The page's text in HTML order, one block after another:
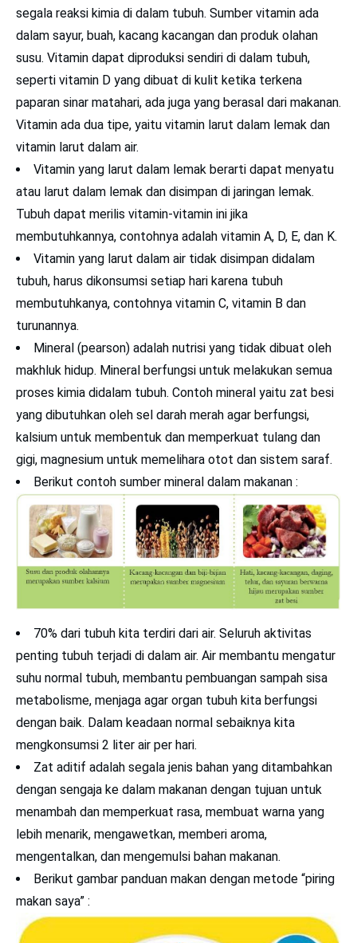
segala reaksi kimia di dalam tubuh. Sumber vitamin ada
dalam sayur, buah, kacang kacangan dan produk olahan
susu. Vitamin dapat diproduksi sendiri di dalam tubuh,
seperti vitamin D yang dibuat di kulit ketika terkena
paparan sinar matahari, ada juga yang berasal dari makanan.
Vitamin ada dua tipe, yaitu vitamin larut dalam lemak dan
vitamin larut dalam air.
Vitamin yang larut dalam lemak berarti dapat menyatu
atau larut dalam lemak dan disimpan di jaringan lemak.
Tubuh dapat merilis vitamin-vitamin ini jika
membutuhkannya, contohnya adalah vitamin A, D, E, dan K.
Vitamin yang larut dalam air tidak disimpan didalam
tubuh, harus dikonsumsi setiap hari karena tubuh
membutuhkanya, contohnya vitamin C, vitamin B dan
turunannya.
Mineral (pearson) adalah nutrisi yang tidak dibuat oleh
makhluk hidup. Mineral berfungsi untuk melakukan semua
proses kimia didalam tubuh. Contoh mineral yaitu zat besi
yang dibutuhkan oleh sel darah merah agar berfungsi,
kalsium untuk membentuk dan memperkuat tulang dan
gigi, magnesium untuk memelihara otot dan sistem saraf.
Berikut contoh sumber mineral dalam makanan :
70% dari tubuh kita terdiri dari air. Seluruh aktivitas
penting tubuh terjadi di dalam air. Air membantu mengatur
suhu normal tubuh, membantu pembuangan sampah sisa
metabolisme, menjaga agar organ tubuh kita berfungsi
dengan baik. Dalam keadaan normal sebaiknya kita
mengkonsumsi 2 liter air per hari.
Zat aditif adalah segala jenis bahan yang ditambahkan
dengan sengaja ke dalam makanan dengan tujuan untuk
menambah dan memperkuat rasa, membuat warna yang
lebih menarik, mengawetkan, memberi aroma,
mengentalkan, dan mengemulsi bahan makanan.
Berikut gambar panduan makan dengan metode “piring
makan saya” :